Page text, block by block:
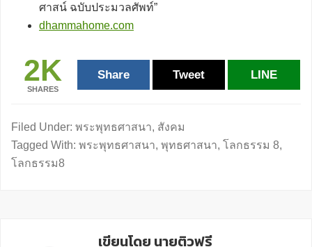
ศาสน์ ฉบับประมวลศัพท์”
dhammahome.com
2K
SHARES
Share Tweet LINE
Filed Under: พระพุทธศาสนา, สังคม
Tagged With: พระพุทธศาสนา, พุทธศาสนา, โลกธรรม 8,
โลกธรรม8
เขียนโดย นายติวฟรี